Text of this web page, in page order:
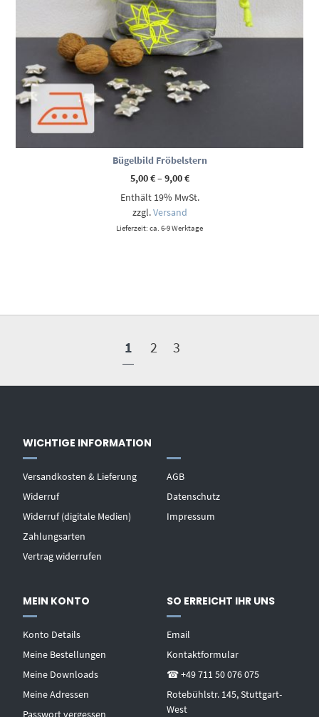
Bügelbild Fröbelstern
5,00€–9,00€Preisspanne:
bis
Enthält 19% MwSt.
zzgl.Versand
Lieferzeit: ca. 6-9 Werktage
1 2 3
WICHTIGE INFORMATION
Versandkosten & Lieferung
Widerruf
Widerruf (digitale Medien)
Zahlungsarten
Vertrag widerrufen
AGB
Datenschutz
Impressum
MEIN KONTO
Konto Details
Meine Bestellungen
Meine Downloads
Meine Adressen
Passwort vergessen
SO ERREICHT IHR UNS
Email
Kontaktformular
☎ +49 711 50 076 075
Rotebühlstr. 145, Stuttgart-
West